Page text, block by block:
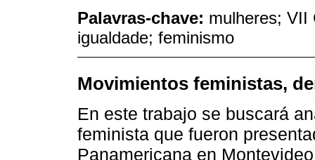
Palavras-chave: mulheres; VII
igualdade; feminismo
Movimientos feministas,
En este trabajo se buscará
feminista que fueron
Panamericana en